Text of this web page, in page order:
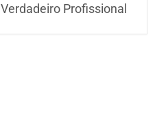
Verdadeiro Profissional